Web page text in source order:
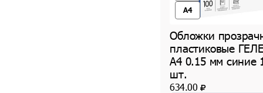
A4
Обложки
пластиковые
А4 0.15 мм синие
шт.
634.00